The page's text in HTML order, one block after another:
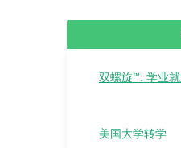
双螺旋™: 学业
美国大学转学